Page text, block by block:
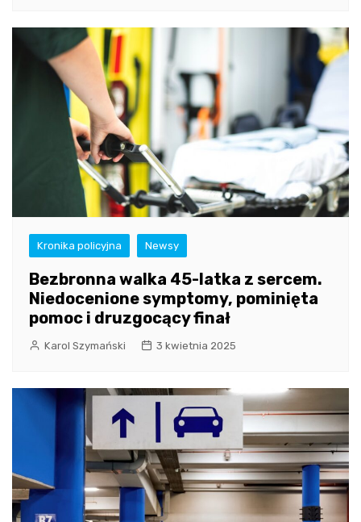
Kronika policyjna Newsy
Bezbronna walka 45-latka z sercem.
Niedocenione symptomy, pominięta
pomoc i druzgocący finał
Karol Szymański 3 kwietnia 2025